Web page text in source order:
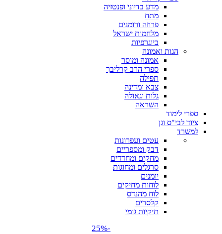
מדע בדיוני ופנטזיה
מתח
פרוזה ורומנים
מלחמות ישראל
ביוגרפיות
הגות ואמונה
אמונה ומוסר
ספרי הרב קרליבך
תפילה
צבא ומדינה
גלות וגאולה
השראה
ספרי לימוד
ציוד לבי"ס וגן
למשרד
עטים ועפרונות
דבק ומספריים
מחקים ומחדדים
סרגלים ומחוגות
יומנים
לוחות מחיקים
לוח מהנדס
קלסרים
תיקיות גומי
-25%